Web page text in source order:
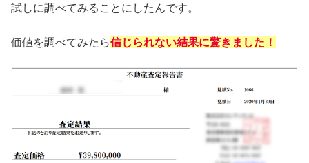
試しに調べてみることにしたんです。
価値を調べてみたら信じられない結果に驚きました！